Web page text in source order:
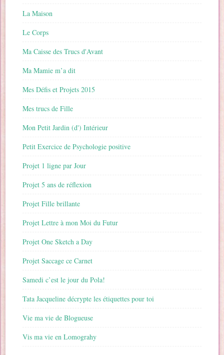
La Maison
Le Corps
Ma Caisse des Trucs d'Avant
Ma Mamie m’a dit
Mes Défis et Projets 2015
Mes trucs de Fille
Mon Petit Jardin (d') Intérieur
Petit Exercice de Psychologie positive
Projet 1 ligne par Jour
Projet 5 ans de réflexion
Projet Fille brillante
Projet Lettre à mon Moi du Futur
Projet One Sketch a Day
Projet Saccage ce Carnet
Samedi c’est le jour du Pola!
Tata Jacqueline décrypte les étiquettes pour toi
Vie ma vie de Blogueuse
Vis ma vie en Lomograhy